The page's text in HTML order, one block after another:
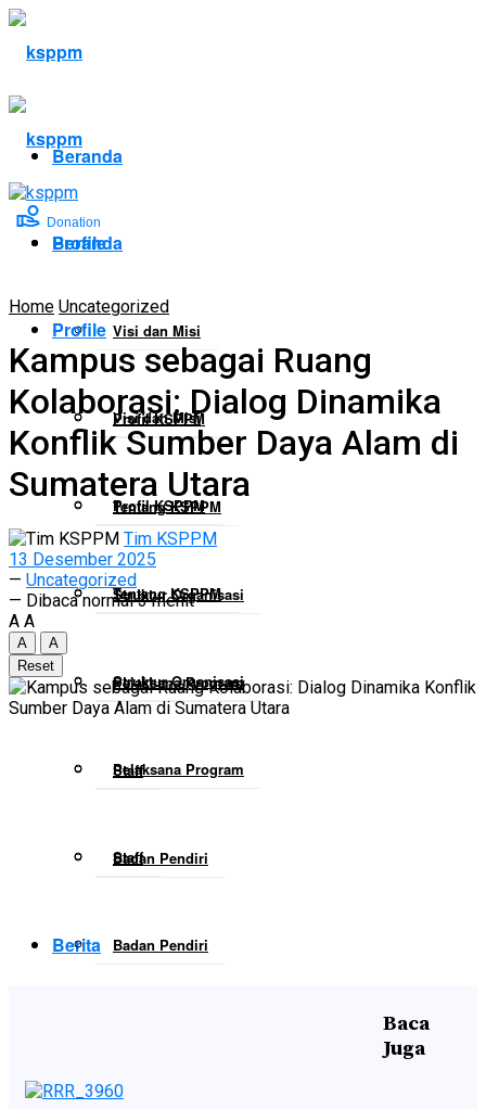
Beranda
Profile
Visi dan Misi
Profil KSPPM
Tentang KSPPM
Struktur Organisasi
Pelaksana Program
Staff
Badan Pendiri
Berita
Beranda
Profile
Visi dan Misi
Profil KSPPM
Tentang KSPPM
Struktur Organisasi
Pelaksana Program
Staff
Badan Pendiri
Donation
Home Uncategorized
Kampus sebagai Ruang
Kolaborasi: Dialog Dinamika
Konflik Sumber Daya Alam di
Sumatera Utara
Tim KSPPM
13 Desember 2025
— Uncategorized
— Dibaca normal 3 menit
A A
A
A
Reset
Baca
Juga